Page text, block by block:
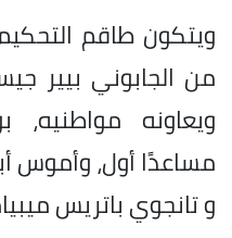
ويتكون طاقم التحكيم
من الجابوني بيير
ويعاونه مواطنيه،
مساعدًا أول، وأموس
و تانجوي باتريس